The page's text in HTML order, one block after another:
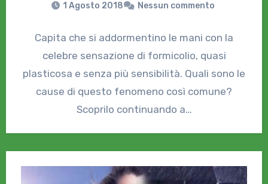
1 Agosto 2018 Nessun commento
Capita che si addormentino le mani con la
celebre sensazione di formicolio, quasi
plasticosa e senza più sensibilità. Quali sono le
cause di questo fenomeno così comune?
Scoprilo continuando a…